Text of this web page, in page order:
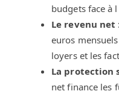
budgets face à
Le revenu net
euros
loyers et les
La protection
net finance les